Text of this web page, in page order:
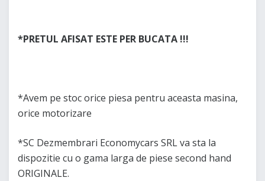
*PRETUL AFISAT ESTE PER BUCATA !!!
*Avem pe stoc orice piesa pentru aceasta masina,
orice motorizare
*SC Dezmembrari Economycars SRL va sta la
dispozitie cu o gama larga de piese second hand
ORIGINALE.